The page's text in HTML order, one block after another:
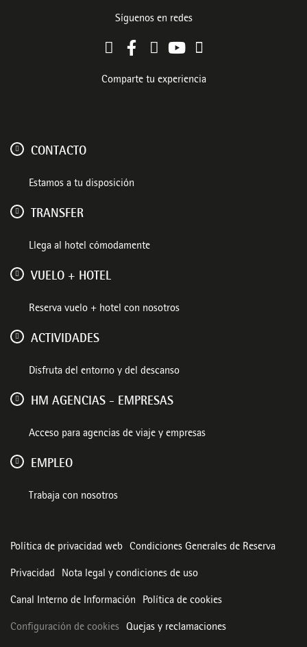
Síguenos en redes
Comparte tu experiencia
CONTACTO
Estamos a tu disposición
TRANSFER
Llega al hotel cómodamente
VUELO + HOTEL
Reserva vuelo + hotel con nosotros
ACTIVIDADES
Disfruta del entorno y del descanso
HM AGENCIAS - EMPRESAS
Acceso para agencias de viaje y empresas
EMPLEO
Trabaja con nosotros
Política de privacidad web Condiciones Generales de Reserva
Privacidad Nota legal y condiciones de uso
Canal Interno de Información Política de cookies
Configuración de cookies Quejas y reclamaciones